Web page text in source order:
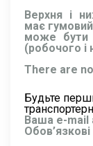
Верхня і
має
може бути
(робочого і
There are
Будьте
Ваша e-mail